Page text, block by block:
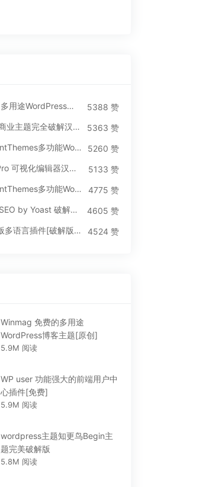
汉化破解主题[5.1.12]
5388 赞
题完全破解汉化版[5.8.2]
5363 赞
功能WordPress主题[汉化版4.4.2]
5260 赞
编辑器汉化版[免费持续更新]
5133 赞
功能WordPress主题[汉化版3.1.95]
4775 赞
by Yoast 破解版[14.3]
4605 赞
言插件[破解版][4.3.15]
4524 赞
Winmag 免费的多用途
WordPress博客主题[原创]
5.9M 阅读
WP user 功能强大的前端用户中
心插件[免费]
5.9M 阅读
wordpress主题知更鸟Begin主
题完美破解版
5.8M 阅读